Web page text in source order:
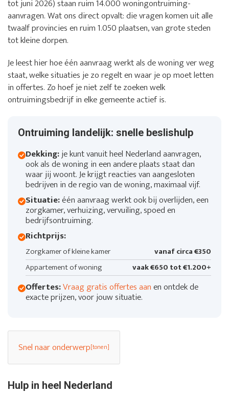
tot juni 2026) staan ruim 14.000 woningontruiming-
aanvragen. Wat ons direct opvalt: die vragen komen uit alle
twaalf provincies en ruim 1.050 plaatsen, van grote steden
tot kleine dorpen.
Je leest hier hoe één aanvraag werkt als de woning ver weg
staat, welke situaties je zo regelt en waar je op moet letten
in offertes. Zo hoef je niet zelf te zoeken welk
ontruimingsbedrijf in elke gemeente actief is.
Ontruiming landelijk: snelle beslishulp
Dekking:je kunt vanuit heel Nederland aanvragen,
ook als de woning in een andere plaats staat dan
waar jij woont. Je krijgt reacties van aangesloten
bedrijven in de regio van de woning, maximaal vijf.
Situatie:één aanvraag werkt ook bij overlijden, een
zorgkamer, verhuizing, vervuiling, spoed en
bedrijfsontruiming.
Richtprijs:
Zorgkamer of kleine kamer
vanaf circa €350
Appartement of woning
vaak €650 tot €1.200+
Offertes:Vraag gratis offertes aanen ontdek de
exacte prijzen, voor jouw situatie.
Snel naar onderwerp
Hulp in heel Nederland